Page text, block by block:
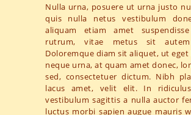
KONTAKT
SHOP
GALERIE
Nulla urna, posuere ut urna justo
quis nulla netus vestibulum
aliquam etiam amet
rutrum, vitae metus sit
Doloremque diam sit aliquet, ut eget
neque urna, at quam amet donec,
sed, consectetuer dictum. Nibh
lacus amet, velit elit. In
vestibulum sagittis a nulla auctor
luctus morbi sapien augue mauris